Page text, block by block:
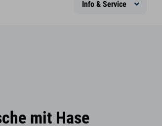
Info & Service
mit Hase